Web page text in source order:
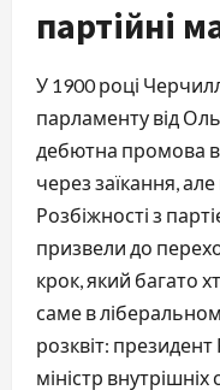
партійні
У 1900 році
парламенту від
дебютна промова
через заїкання,
Розбіжності з
призвели до
крок, який багато
саме в
розквіт: президент
міністр